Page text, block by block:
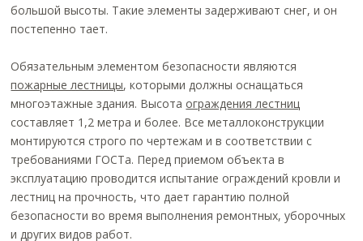
большой высоты. Такие элементы задерживают снег, и он
постепенно тает.
Обязательным элементом безопасности являются
пожарные лестницы, которыми должны оснащаться
многоэтажные здания. Высота ограждения лестниц
составляет 1,2 метра и более. Все металлоконструкции
монтируются строго по чертежам и в соответствии с
требованиями ГОСТа. Перед приемом объекта в
эксплуатацию проводится испытание ограждений кровли и
лестниц на прочность, что дает гарантию полной
безопасности во время выполнения ремонтных, уборочных
и других видов работ.